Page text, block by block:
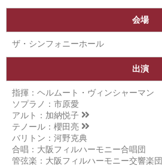
会場
ザ・シンフォニーホール
出演
指揮：ヘルムート・ヴィンシャーマン
ソプラノ：市原愛
アルト： 加納悦子
テノール： 櫻田亮
バリトン：河野克典
合唱：大阪フィルハーモニー合唱団
管弦楽： 大阪フィルハーモニー交響楽団